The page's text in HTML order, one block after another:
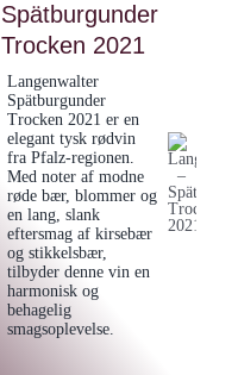
IGP
antal
Spätburgunder
Trocken 2021
Langenwalter
Spätburgunder
Trocken 2021 er en
elegant tysk rødvin
fra Pfalz-regionen.
Med noter af modne
røde bær, blommer og
en lang, slank
eftersmag af kirsebær
og stikkelsbær,
tilbyder denne vin en
harmonisk og
behagelig
smagsoplevelse.